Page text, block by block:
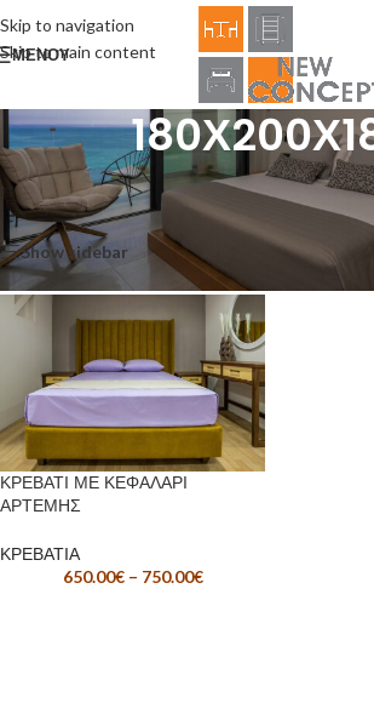
Skip to navigation
Skip to main content
ΜΕΝΟΎ
Αρχική σελίδα/Product Size/180Χ200Χ180
Εμφάνιση του μοναδικού αποτελέσματος
Show sidebar
ΚΡΕΒΑΤΙ ΜΕ ΚΕΦΑΛΑΡΙ
ΑΡΤΕΜΗΣ
ΚΡΕΒΑΤΙΑ
650.00€ – 750.00€